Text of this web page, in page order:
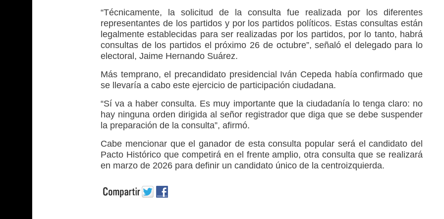
“Técnicamente, la solicitud de la consulta fue realizada por los diferentes
representantes de los partidos y por los partidos políticos. Estas consultas están
legalmente establecidas para ser realizadas por los partidos, por lo tanto, habrá
consultas de los partidos el próximo 26 de octubre”, señaló el delegado para lo
electoral, Jaime Hernando Suárez.
Más temprano, el precandidato presidencial Iván Cepeda había confirmado que
se llevaría a cabo este ejercicio de participación ciudadana.
“Sí va a haber consulta. Es muy importante que la ciudadanía lo tenga claro: no
hay ninguna orden dirigida al señor registrador que diga que se debe suspender
la preparación de la consulta”, afirmó.
Cabe mencionar que el ganador de esta consulta popular será el candidato del
Pacto Histórico que competirá en el frente amplio, otra consulta que se realizará
en marzo de 2026 para definir un candidato único de la centroizquierda.